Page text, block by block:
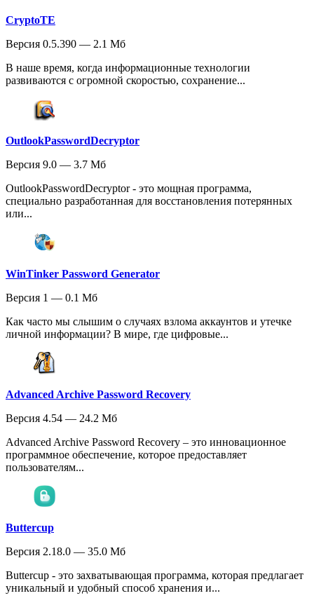
CryptoTE
Версия 0.5.390 — 2.1 Мб
В наше время, когда информационные технологии
развиваются с огромной скоростью, сохранение...
OutlookPasswordDecryptor
Версия 9.0 — 3.7 Мб
OutlookPasswordDecryptor - это мощная программа,
специально разработанная для восстановления потерянных
или...
WinTinker Password Generator
Версия 1 — 0.1 Мб
Как часто мы слышим о случаях взлома аккаунтов и утечке
личной информации? В мире, где цифровые...
Advanced Archive Password Recovery
Версия 4.54 — 24.2 Мб
Advanced Archive Password Recovery – это инновационное
программное обеспечение, которое предоставляет
пользователям...
Buttercup
Версия 2.18.0 — 35.0 Мб
Buttercup - это захватывающая программа, которая предлагает
уникальный и удобный способ хранения и...